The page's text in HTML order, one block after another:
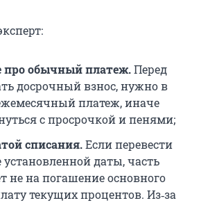
про обычный платеж.Перед
досрочный взнос, нужно в
платеж, иначе
с просрочкой и пенями;
списания.Если перевести
даты, часть
не на погашение основного
текущих процентов. Из‑за